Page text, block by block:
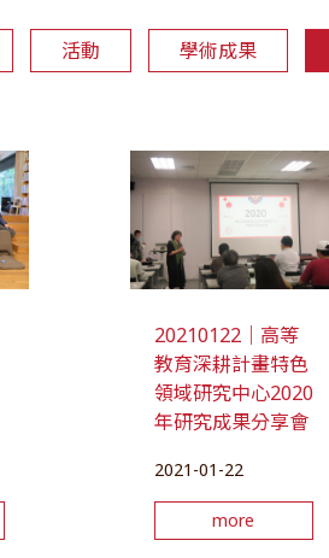
活動 學術成果
20210122｜高等
教育深耕計畫特色
領域研究中心2020
年研究成果分享會
2021-01-22
more